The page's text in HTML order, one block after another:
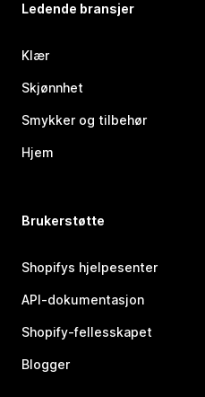
Ledende bransjer
Klær
Skjønnhet
Smykker og tilbehør
Hjem
Brukerstøtte
Shopifys hjelpesenter
API-dokumentasjon
Shopify-fellesskapet
Blogger